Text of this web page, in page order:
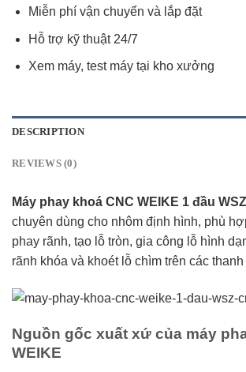
Miễn phí vận chuyển và lắp đặt
Hỗ trợ kỹ thuật 24/7
Xem máy, test máy tại kho xưởng
DESCRIPTION
REVIEWS (0)
Máy phay khoá CNC WEIKE 1 đầu
chuyên dùng cho nhôm định hình, phù
phay rãnh, tạo lỗ tròn, gia công lỗ hình
rãnh khóa và khoét lỗ chìm trên các
Nguồn gốc xuất xứ của máy
WEIKE